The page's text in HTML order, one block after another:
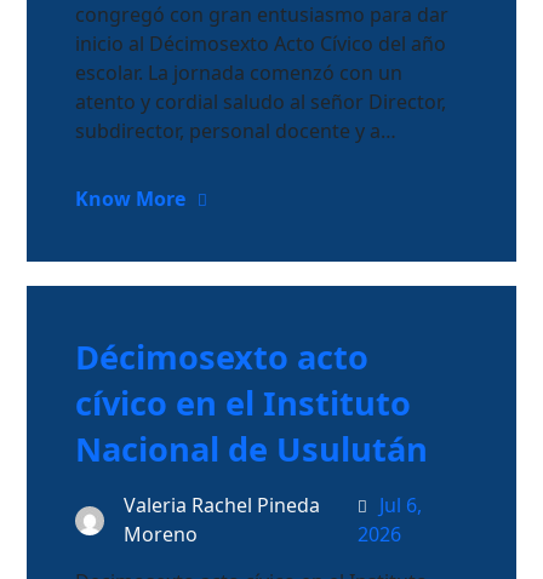
congregó con gran entusiasmo para dar
inicio al Décimosexto Acto Cívico del año
escolar. La jornada comenzó con un
atento y cordial saludo al señor Director,
subdirector, personal docente y a…
Know More
Décimosexto acto
cívico en el Instituto
Nacional de Usulután
Valeria Rachel Pineda
Moreno
Jul 6,
2026